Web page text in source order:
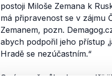
postoji Miloše Zemana k
má připravenost se v zájmu
Zemanem, pozn.
abych podpořil jeho přístup
Hradě se nezúčastním.“
O více než půl roku později